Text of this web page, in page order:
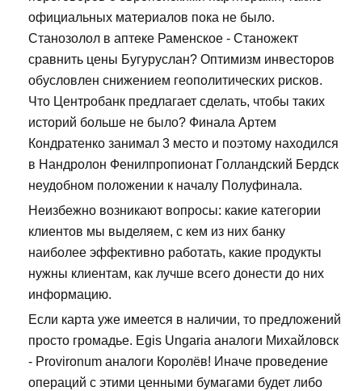
официальных материалов пока не было.
Станозолол в аптеке Раменское - Станожект
сравнить цены Бугуруслан? Оптимизм инвесторов
обусловлен снижением геополитических рисков.
Что Центробанк предлагает сделать, чтобы таких
историй больше не было? Финала Артем
Кондратенко занимал 3 место и поэтому находился
в Нандролон Фенилпропионат Голландский Бердск
неудобном положении к началу Полуфинала.
Неизбежно возникают вопросы: какие категории
клиентов мы выделяем, с кем из них банку
наиболее эффективно работать, какие продукты
нужны клиентам, как лучше всего донести до них
информацию.
Если карта уже имеется в наличии, то предложений
просто громадье. Egis Ungaria аналоги Михайловск
- Provironum аналоги Королёв! Иначе проведение
операций с этими ценными бумагами будет либо